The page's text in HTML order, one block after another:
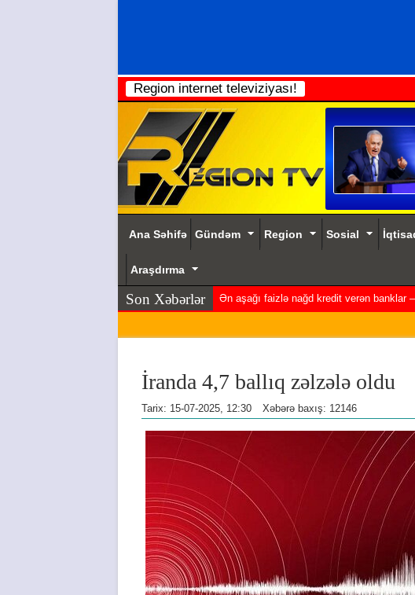
Region internet televiziyası!
Ana Səhifə Gündəm Region Sosial
Araşdırma
Son Xəbərlər Ən aşağı faizlə nağd kredit verən banklar
İranda 4,7 ballıq zəlzələ oldu
Tarix: 15-07-2025, 12:30 Xəbərə baxış: 12146